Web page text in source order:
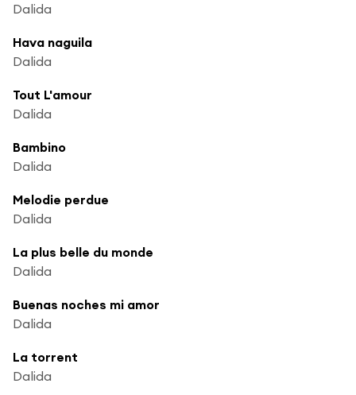
Dalida
Hava naguila
Dalida
Tout L'amour
Dalida
Bambino
Dalida
Melodie perdue
Dalida
La plus belle du monde
Dalida
Buenas noches mi amor
Dalida
La torrent
Dalida